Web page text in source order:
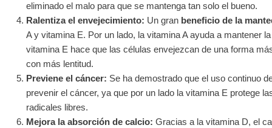
eliminado el malo para que se mantenga tan solo el bueno.
Ralentiza el envejecimiento: Un gran beneficio de la
A y vitamina E. Por un lado, la vitamina A ayuda a mantener
vitamina E hace que las células envejezcan de una forma
con más lentitud.
Previene el cáncer: Se ha demostrado que el uso continuo
prevenir el cáncer, ya que por un lado la vitamina E protege
radicales libres.
Mejora la absorción de calcio: Gracias a la vitamina D, el